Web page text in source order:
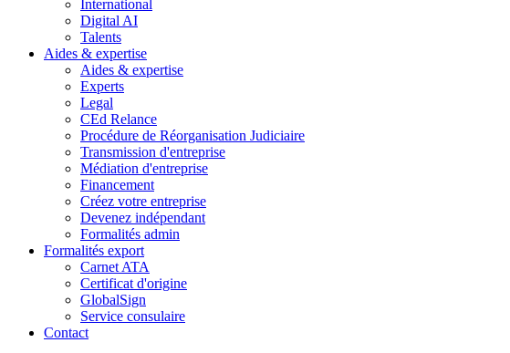
International
Digital AI
Talents
Aides & expertise
Aides & expertise
Experts
Legal
CEd Relance
Procédure de Réorganisation Judiciaire
Transmission d'entreprise
Médiation d'entreprise
Financement
Créez votre entreprise
Devenez indépendant
Formalités admin
Formalités export
Carnet ATA
Certificat d'origine
GlobalSign
Service consulaire
Contact